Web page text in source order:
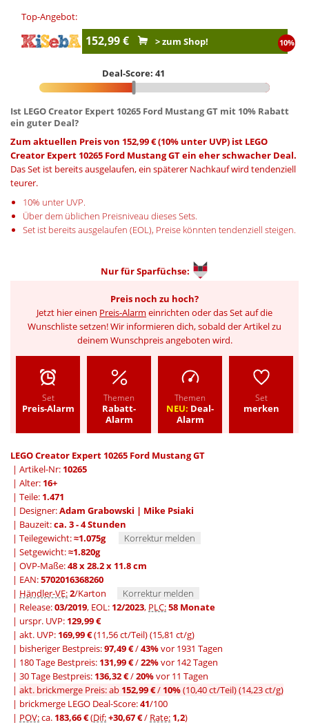
Top-Angebot:
152,99 € 10%
> zum Shop!
Deal-Score: 41
Ist LEGO Creator Expert 10265 Ford Mustang GT mit 10% Rabatt
ein guter Deal?
Zum aktuellen Preis von 152,99 € (10% unter UVP) ist LEGO
Creator Expert 10265 Ford Mustang GT ein eher schwacher Deal.
Das Set ist bereits ausgelaufen, ein späterer Nachkauf wird tendenziell
teurer.
10% unter UVP.
Über dem üblichen Preisniveau dieses Sets.
Set ist bereits ausgelaufen (EOL), Preise könnten tendenziell steigen.
Nur fürSparfüchse:
Preis noch zu hoch?
Jetzt hier einen Preis-Alarm einrichten oder das Set auf die
Wunschliste setzen! Wir informieren dich, sobald der Artikel zu
deinem Wunschpreis angeboten wird.
Set
Preis-Alarm
Themen
Rabatt-
Alarm
Themen
NEU: Deal-
Alarm
Set
merken
LEGO Creator Expert 10265 Ford Mustang GT
| Artikel-Nr: 10265
| Alter: 16+
| Teile: 1.471
| Designer:Adam Grabowski | Mike Psiaki
| Bauzeit:ca. 3 - 4 Stunden
| Teilegewicht:≈1.075g
Korrektur melden
| Setgewicht:≈1.820g
| OVP-Maße:48 x 28.2 x 11.8 cm
| EAN:5702016368260
| Händler-VE:2/Karton
Korrektur melden
| Release:03/2019, EOL: 12/2023, PLC:58 Monate
| urspr. UVP: 129,99 €
| akt. UVP: 169,99 €(11,56 ct/Teil)(15,81 ct/g)
| bisheriger Bestpreis:97,49 €/43%vor 1931 Tagen
| 180 Tage Bestpreis: 131,99 €/22%vor 142 Tagen
| 30 Tage Bestpreis: 136,32 €/20%vor 11 Tagen
| akt. brickmerge Preis: ab 152,99 €/ 10%(10,40 ct/Teil)(14,23 ct/g)
| brickmerge LEGO Deal-Score:41/100
| POV:ca. 183,66 €(Dif:+30,67 €/ Rate: 1,2)